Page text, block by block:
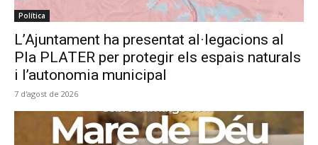
Política
L’Ajuntament ha presentat al·legacions al
Pla PLATER per protegir els espais naturals
i l’autonomia municipal
7 d'agost de 2026